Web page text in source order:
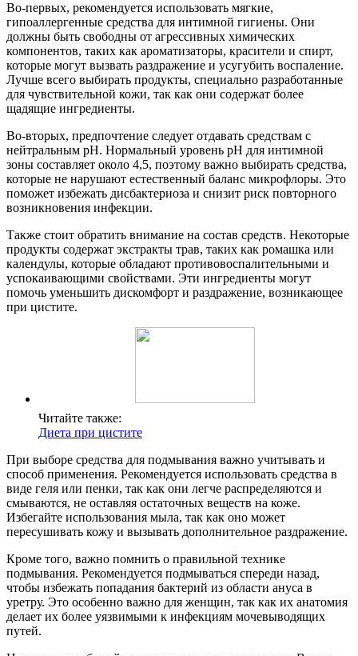
Во-первых, рекомендуется использовать мягкие,
гипоаллергенные средства для интимной гигиены. Они
должны быть свободны от агрессивных химических
компонентов, таких как ароматизаторы, красители и спирт,
которые могут вызвать раздражение и усугубить воспаление.
Лучше всего выбирать продукты, специально разработанные
для чувствительной кожи, так как они содержат более
щадящие ингредиенты.
Во-вторых, предпочтение следует отдавать средствам с
нейтральным pH. Нормальный уровень pH для интимной
зоны составляет около 4,5, поэтому важно выбирать средства,
которые не нарушают естественный баланс микрофлоры. Это
поможет избежать дисбактериоза и снизит риск повторного
возникновения инфекции.
Также стоит обратить внимание на состав средств. Некоторые
продукты содержат экстракты трав, таких как ромашка или
календулы, которые обладают противовоспалительными и
успокаивающими свойствами. Эти ингредиенты могут
помочь уменьшить дискомфорт и раздражение, возникающее
при цистите.
Читайте также:
Диета при цистите
При выборе средства для подмывания важно учитывать и
способ применения. Рекомендуется использовать средства в
виде геля или пенки, так как они легче распределяются и
смываются, не оставляя остаточных веществ на коже.
Избегайте использования мыла, так как оно может
пересушивать кожу и вызывать дополнительное раздражение.
Кроме того, важно помнить о правильной технике
подмывания. Рекомендуется подмываться спереди назад,
чтобы избежать попадания бактерий из области ануса в
уретру. Это особенно важно для женщин, так как их анатомия
делает их более уязвимыми к инфекциям мочевыводящих
путей.